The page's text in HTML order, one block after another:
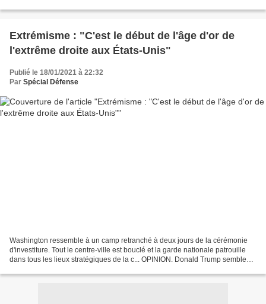
Extrémisme : "C'est le début de l'âge d'or de
l'extrême droite aux États-Unis"
Publié le 18/01/2021 à 22:32
Par Spécial Défense
Washington ressemble à un camp retranché à deux jours de la cérémonie
d'investiture. Tout le centre-ville est bouclé et la garde nationale patrouille
dans tous les lieux stratégiques de la c... OPINION. Donald Trump semble